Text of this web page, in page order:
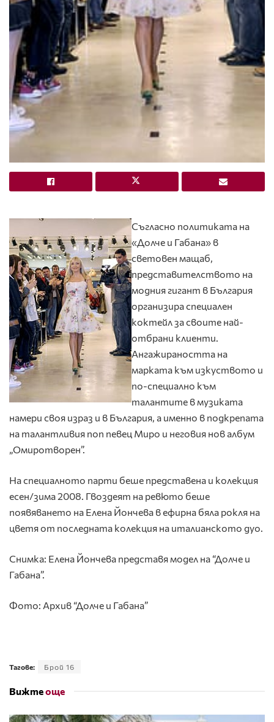
Съгласно политиката на
«Долче и Габана» в
световен мащаб,
представителството на
модния гигант в България
организира специален
коктейл за своите най-
отбрани клиенти.
Ангажираността на
марката към изкуството и
по-специално към
талантите в музиката
намери своя израз и в България, а именно в подкрепата
на талантливия поп певец Миро и неговия нов албум
„Омиротворен”.
На специалното парти беше представена и колекция
есен/зима 2008. Гвоздеят на ревюто беше
появяването на Елена Йончева в ефирна бяла рокля на
цветя от последната колекция на италианското дуо.
Снимка: Елена Йончева представя модел на “Долче и
Габана”.
Фото: Архив “Долче и Габана”
Тагове: Брой 16
Вижтеоще